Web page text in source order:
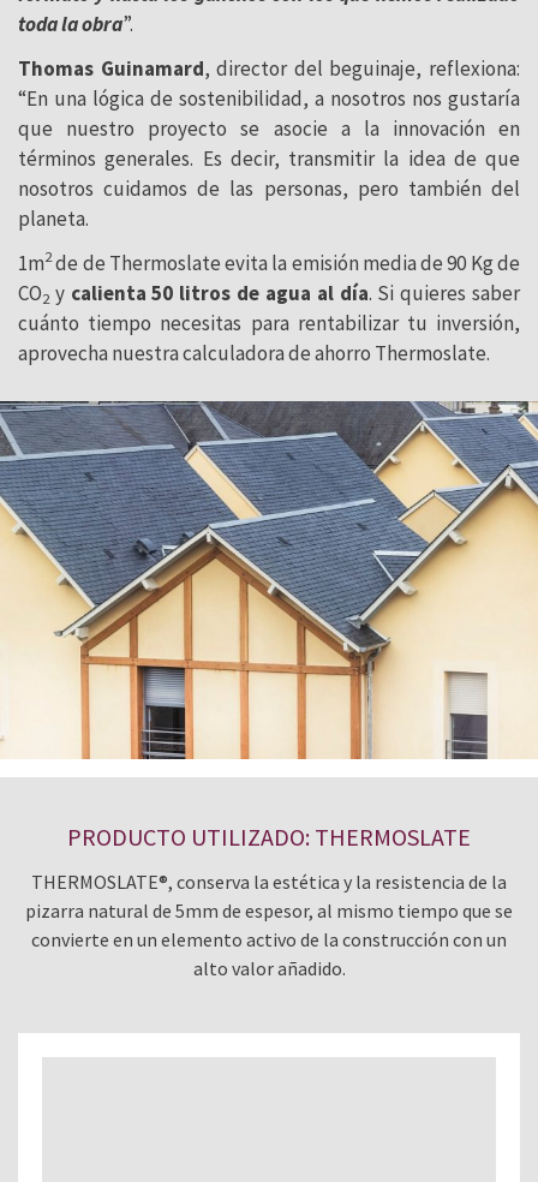
toda la obra”.
Thomas Guinamard, director del beguinaje, reflexiona:
“En una lógica de sostenibilidad, a nosotros nos gustaría
que nuestro proyecto se asocie a la innovación en
términos generales. Es decir, transmitir la idea de que
nosotros cuidamos de las personas, pero también del
planeta.
1m2de de Thermoslate evita la emisión media de 90 Kg de
CO2 y calienta 50 litros de agua al día. Si quieres saber
cuánto tiempo necesitas para rentabilizar tu inversión,
aprovecha nuestra calculadora de ahorro Thermoslate.
PRODUCTO UTILIZADO: THERMOSLATE
THERMOSLATE®, conserva la estética y la resistencia de la
pizarra natural de 5mm de espesor, al mismo tiempo que se
convierte en un elemento activo de la construcción con un
alto valor añadido.